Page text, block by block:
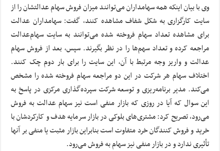
وی با بیان اینکه همه سهامداران می‌توانند میزان فروش سهام عدالتشان را از
سایت کارگزاری به شکل شفاف مشاهده کنند، گفت: سهامداران عدالت
برای مشاهده تعداد سهام فروخته شده می‌توانند به سایت سهام‌عدالت
مراجعه کرده و تعداد سهم‌ها را در نظر بگیرند. سپس، بعد از فروش سهام
عدالت و واریز وجه مرتبط با آن، این سایت را برای بار دوم چک کنند.
اختلاف سهام هر شرکت در این دو مراجعه سهام فروخته شده را مشخص
می‌کند. مدیر برنامه‌ریزی و توسعه شرکت سپرده‌گذاری مرکزی در پاسخ به
این سوال که آیا در روزی که بازار منفی است نیز سهام عدالت به فروش
می‌رود، تصریح کرد: مشتری‌های بلوکی در بازار سرمایه هدف و کارکردشان با
خرید و فروش کنندگان خرد متفاوت است بنابراین بازار مثبت یا منفی بر آنها
تأثیری ندارد و در بازار منفی نیز سهام به فروش می‌رود.